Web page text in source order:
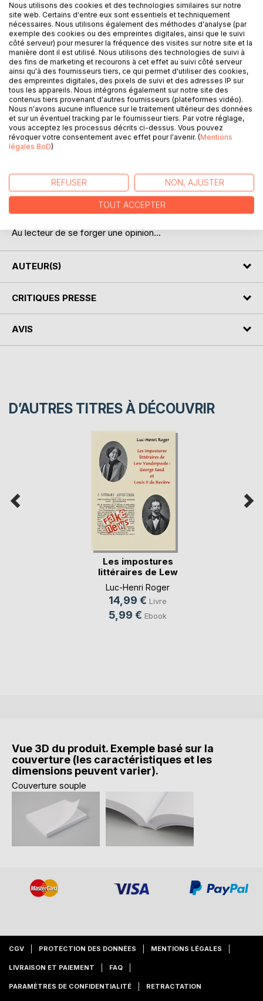
Suicide, meurtre ou complot ? Depuis plus de 130 années,
le drame de Mayerling fascine et enflamme les
imaginations, et a fait couler beaucoup d'encre. C'est un
peu de cette encre que nous avons orpaillée ici dans les
fleuves de la mémoire : des textes pour la plupart oubliés
qui présentent différentes interprétations d'une tragédie
sur laquelle, malgré les annonces répétées d'une vérité
historique définitive, continue de planer le doute.
Comment s'est constituée la légende de Mayerling ? Les
points de vue et les arguments s'affrontent dans ces récits
princesses appartenant au premier cercle impérial,
dialogue politique, roman historique, roman d'espionnage,
articles de presse, tous ces textes ont contribué à la
constitution d'une des grandes énigmes de l'histoire.
Au lecteur de se forger une opinion...
AUTEUR(S)
CRITIQUES PRESSE
AVIS
D’AUTRES TITRES À DÉCOUVRIR
Les impostures
littéraires de Lew
(...)
Luc-Henri Roger
14,99 € Livre
5,99 € Ebook
Vue 3D du produit. Exemple basé sur la
couverture (les caractéristiques et les
dimensions peuvent varier).
Couverture souple
CGV PROTECTION DES DONNÉES MENTIONS LÉGALES
LIVRAISON ET PAIEMENT FAQ
PARAMÈTRES DE CONFIDENTIALITÉ RETRACTATION
Nous utilisons des cookies et des technologies similaires sur notre
site web. Certains d'entre eux sont essentiels et techniquement
nécessaires. Nous utilisons également des méthodes d'analyse (par
exemple des cookies ou des empreintes digitales, ainsi que le suivi
côté serveur) pour mesurer la fréquence des visites sur notre site et la
manière dont il est utilisé. Nous utilisons des technologies de suivi à
des fins de marketing et recourons à cet effet au suivi côté serveur
ainsi qu'à des fournisseurs tiers, ce qui permet d'utiliser des cookies,
des empreintes digitales, des pixels de suivi et des adresses IP sur
tous les appareils. Nous intégrons également sur notre site des
contenus tiers provenant d'autres fournisseurs (plateformes vidéo).
Nous n'avons aucune influence sur le traitement ultérieur des données
et sur un éventuel tracking par le fournisseur tiers. Par votre réglage,
vous acceptez les processus décrits ci-dessus. Vous pouvez
révoquer votre consentement avec effet pour l'avenir. (Mentions
légales BoD)
REFUSER NON, AJUSTER
TOUT ACCEPTER